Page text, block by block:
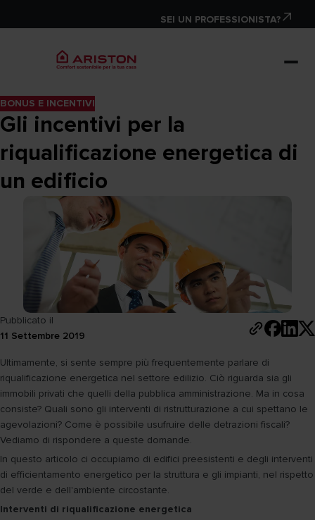
SEI UN PROFESSIONISTA?
BONUS E INCENTIVI
Gli incentivi per la
riqualificazione energetica di
un edificio
Pubblicato il
11 Settembre 2019
Ultimamente, si sente sempre più frequentemente parlare di
riqualificazione energetica nel settore edilizio. Ciò riguarda sia gli
immobili privati che quelli della pubblica amministrazione. Ma in cosa
consiste? Quali sono gli interventi di ristrutturazione a cui spettano le
agevolazioni? Come è possibile usufruire delle detrazioni fiscali?
Vediamo di rispondere a queste domande.
In questo articolo ci occupiamo di edifici preesistenti e degli interventi
di efficientamento energetico per la struttura e gli impianti, nel rispetto
del verde e dell'ambiente circostante.
Interventi di riqualificazione energetica